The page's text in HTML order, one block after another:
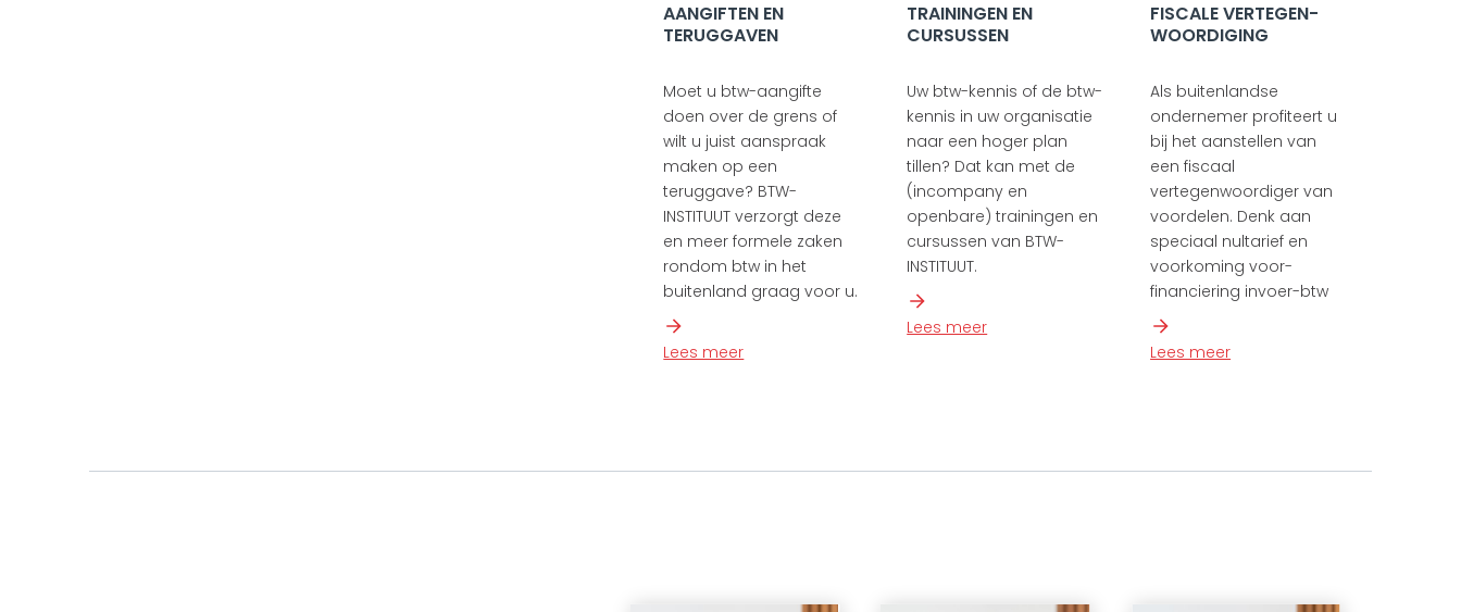
AANGIFTEN EN
TERUGGAVEN
Moet u btw-aangifte
doen over de grens of
wilt u juist aanspraak
maken op een
teruggave? BTW-
INSTITUUT verzorgt deze
en meer formele zaken
rondom btw in het
buitenland graag voor u.
Lees meer
TRAININGEN EN
CURSUSSEN
Uw btw-kennis of de btw-
kennis in uw organisatie
naar een hoger plan
tillen? Dat kan met de
(incompany en
openbare) trainingen en
cursussen van BTW-
INSTITUUT.
Lees meer
FISCALE VERTEGEN-
WOORDIGING
Als buitenlandse
ondernemer profiteert u
bij het aanstellen van
een fiscaal
vertegenwoordiger van
voordelen. Denk aan
speciaal nultarief en
voorkoming voor-
financiering invoer-btw
Lees meer